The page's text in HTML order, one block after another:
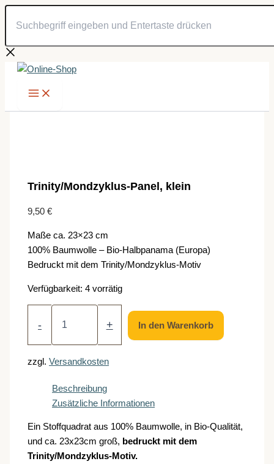
Inhalt
Suchbegriff
eingeben
Entertaste
drücken
Trinity/Mondzyklus-Panel, klein
9,50€
Maße ca. 23×23 cm
100% Baumwolle – Bio-Halbpanama (Europa)
Bedruckt mit dem Trinity/Mondzyklus-Motiv
Verfügbarkeit: 4 vorrätig
-
Trinity/Mondzyklus-
Menge
+ In den Warenkorb
zzgl.Versandkosten
Beschreibung
Zusätzliche Informationen
Ein Stoffquadrat aus 100% Baumwolle, in Bio-Qualität,
und ca. 23x23cm groß, bedruckt mit dem
Trinity/Mondzyklus-Motiv.